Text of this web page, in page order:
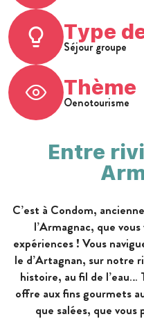
Type
Séjour groupe
Thème
Oenotourisme
Entre
C’est à Condom,
l’Armagnac, que
expériences ! Vous
le d’Artagnan, sur notre
histoire, au fil de
offre aux fins gourmets
que salées, que